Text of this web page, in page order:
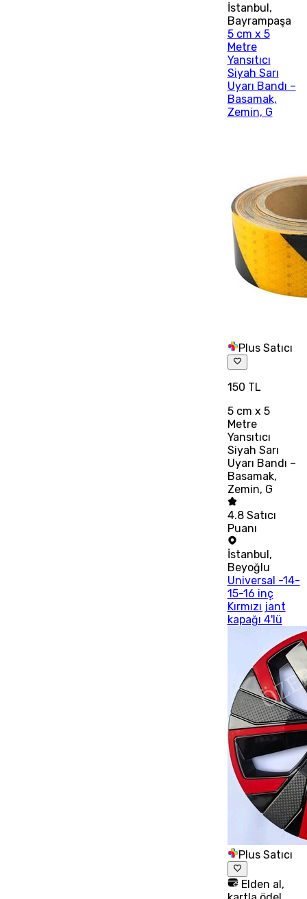
İstanbul,
Bayrampaşa
5 cm x 5
Metre
Yansıtıcı
Siyah Sarı
Uyarı Bandı –
Basamak,
Zemin, G
Plus Satıcı
150 TL
5 cm x 5
Metre
Yansıtıcı
Siyah Sarı
Uyarı Bandı –
Basamak,
Zemin, G
4.8 Satıcı
Puanı
İstanbul ,
Beyoğlu
Universal -14-
15-16 inç
Kırmızı jant
kapağı 4'lü
Plus Satıcı
Elden al,